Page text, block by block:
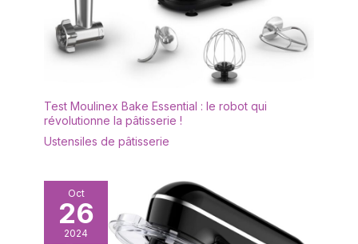
Test Moulinex Bake Essential : le robot qui
révolutionne la pâtisserie !
Ustensiles de pâtisserie
Oct
26
2024